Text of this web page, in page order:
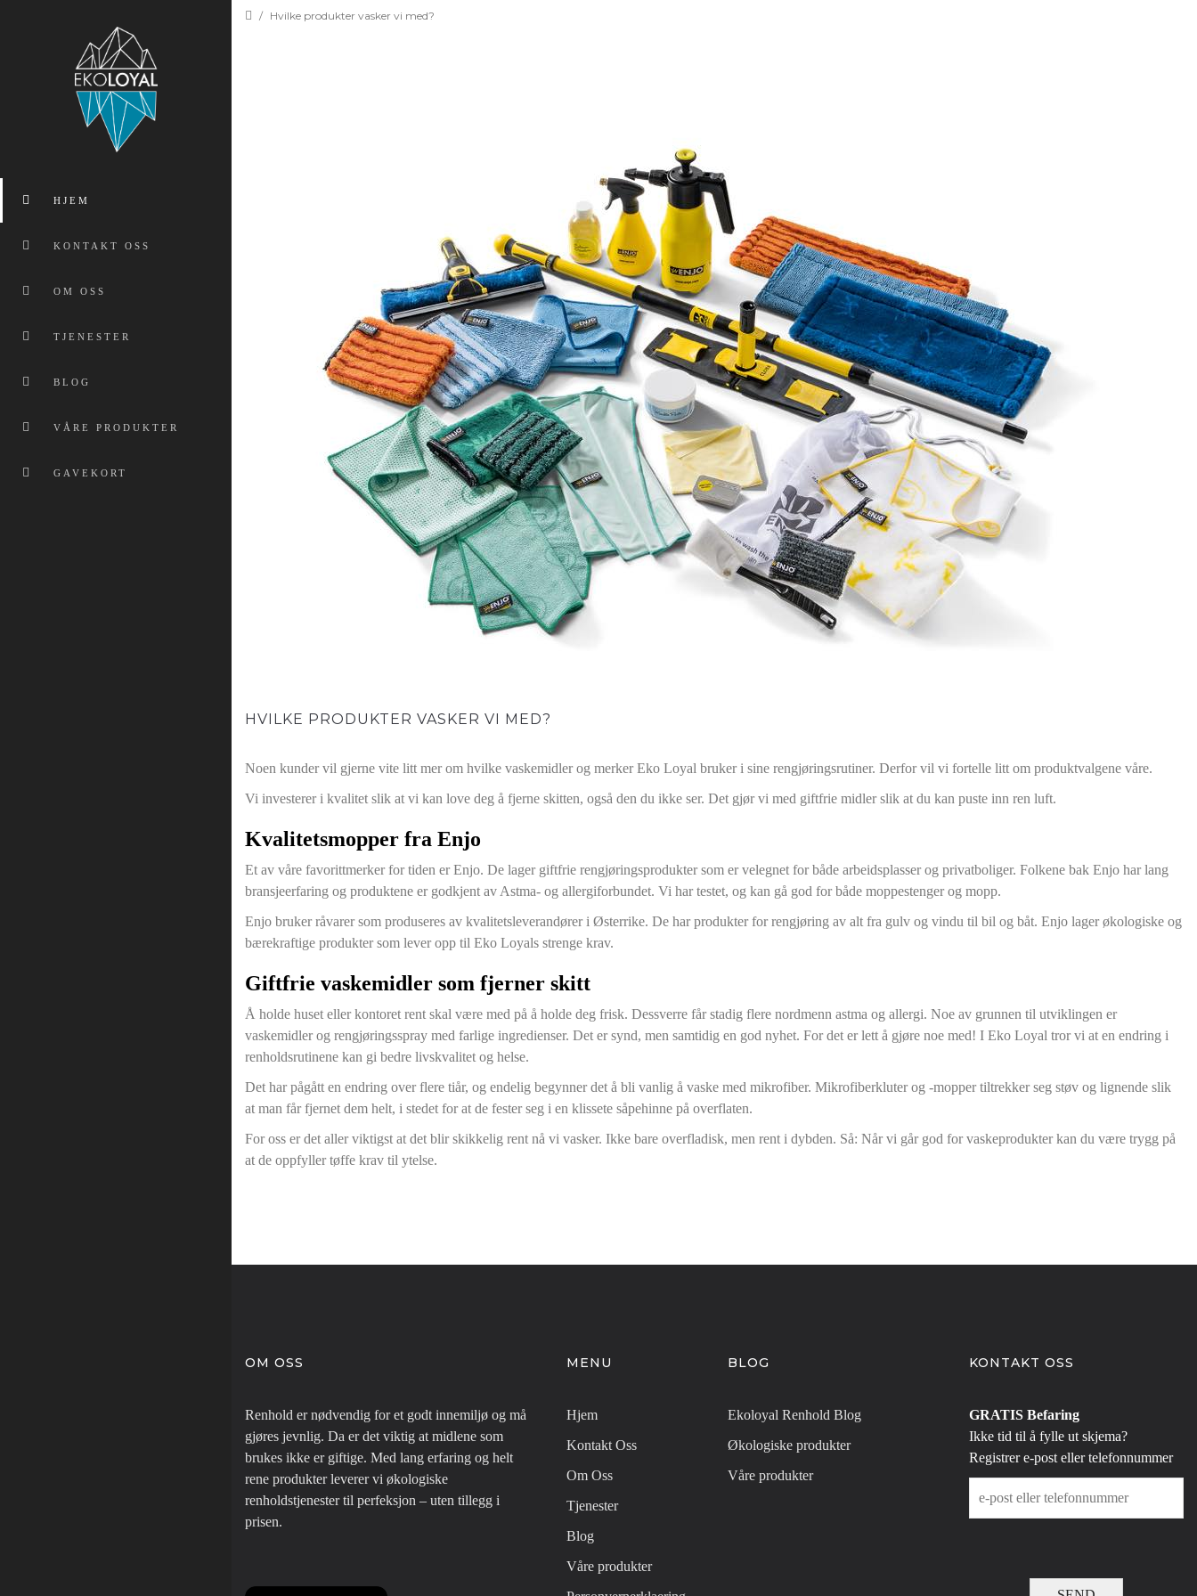
HJEM
KONTAKT OSS
OM OSS
TJENESTER
BLOG
VÅRE PRODUKTER
GAVEKORT
/ Hvilke produkter vasker vi med?
HVILKE PRODUKTER VASKER VI MED?
Noen kunder vil gjerne vite litt mer om hvilke vaskemidler og merker Eko Loyal bruker i sine rengjøringsrutiner. Derfor vil vi fortelle litt om produktvalgene våre.
Vi investerer i kvalitet slik at vi kan love deg å fjerne skitten, også den du ikke ser. Det gjør vi med giftfrie midler slik at du kan puste inn ren luft.
Kvalitetsmopper fra Enjo
Et av våre favorittmerker for tiden er Enjo. De lager giftfrie rengjøringsprodukter som er velegnet for både arbeidsplasser og privatboliger. Folkene bak Enjo har lang
bransjeerfaring og produktene er godkjent av Astma- og allergiforbundet. Vi har testet, og kan gå god for både moppestenger og mopp.
Enjo bruker råvarer som produseres av kvalitetsleverandører i Østerrike. De har produkter for rengjøring av alt fra gulv og vindu til bil og båt. Enjo lager økologiske og
bærekraftige produkter som lever opp til Eko Loyals strenge krav.
Giftfrie vaskemidler som fjerner skitt
Å holde huset eller kontoret rent skal være med på å holde deg frisk. Dessverre får stadig flere nordmenn astma og allergi. Noe av grunnen til utviklingen er
vaskemidler og rengjøringsspray med farlige ingredienser. Det er synd, men samtidig en god nyhet. For det er lett å gjøre noe med! I Eko Loyal tror vi at en endring i
renholdsrutinene kan gi bedre livskvalitet og helse.
Det har pågått en endring over flere tiår, og endelig begynner det å bli vanlig å vaske med mikrofiber. Mikrofiberkluter og -mopper tiltrekker seg støv og lignende slik
at man får fjernet dem helt, i stedet for at de fester seg i en klissete såpehinne på overflaten.
For oss er det aller viktigst at det blir skikkelig rent nå vi vasker. Ikke bare overfladisk, men rent i dybden. Så: Når vi går god for vaskeprodukter kan du være trygg på
at de oppfyller tøffe krav til ytelse.
OM OSS
Renhold er nødvendig for et godt innemiljø og må
gjøres jevnlig. Da er det viktig at midlene som
brukes ikke er giftige. Med lang erfaring og helt
rene produkter leverer vi økologiske
renholdstjenester til perfeksjon – uten tillegg i
prisen.
MENU
Hjem
Kontakt Oss
Om Oss
Tjenester
Blog
Våre produkter
BLOG
Ekoloyal Renhold Blog
Økologiske produkter
Våre produkter
KONTAKT OSS
GRATIS Befaring
Ikke tid til å fylle ut skjema?
Registrer e-post eller telefonnummer